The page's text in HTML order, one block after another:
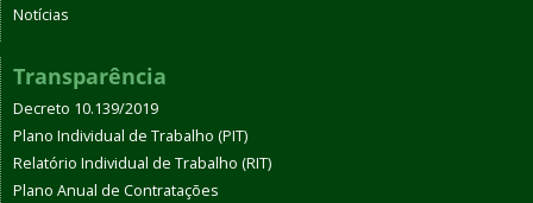
Notícias
Transparência
Decreto 10.139/2019
Plano Individual de Trabalho (PIT)
Relatório Individual de Trabalho (RIT)
Plano Anual de Contratações